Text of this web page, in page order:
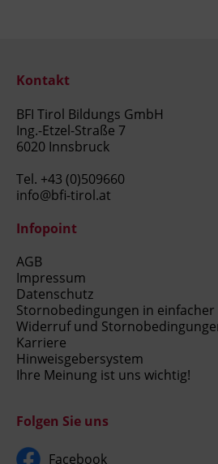
Kontakt
BFI Tirol Bildungs GmbH
Ing.-Etzel-Straße 7
6020 Innsbruck
Tel. +43 (0)509660
info@bfi-tirol.at
Infopoint
AGB
Impressum
Datenschutz
Stornobedingungen in einfacher
Widerruf und
Karriere
Hinweisgebersystem
Ihre Meinung ist uns wichtig!
Folgen Sie uns
Facebook